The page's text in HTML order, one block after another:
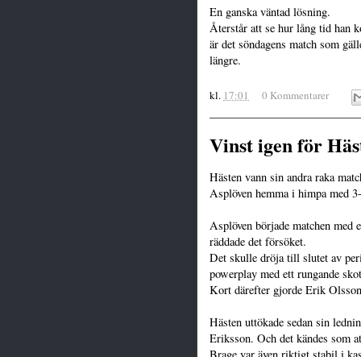
En ganska väntad lösning.
Återstår att se hur lång tid han
är det söndagens match som
längre.
kl. 17:01 0 Kommentarer
Vinst igen för
Hästen vann sin andra raka
Asplöven hemma i himpa med
Asplöven började matchen med
räddade det försöket.
Det skulle dröja till slutet av
powerplay med ett rungande
Kort därefter gjorde Erik
Hästen uttökade sedan sin
Eriksson. Och det kändes som
Brage var även riktigt stabil i